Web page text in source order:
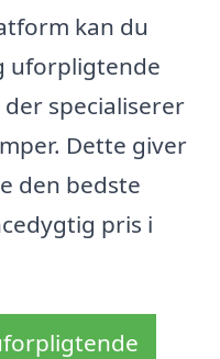
kan du
uforpligtende
specialiserer
Dette giver
den bedste
pris i